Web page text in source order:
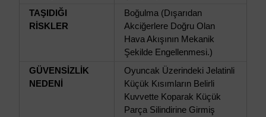
TAŞIDIĞI
RİSKLER
Boğulma (Dışarıdan
Akciğerlere Doğru Olan
Hava Akışının Mekanik
Şekilde Engellenmesi.)
GÜVENSİZLİK
NEDENİ
Oyuncak Üzerindeki Jelatinli
Küçük Kısımların Belirli
Kuvvette Koparak Küçük
Parça Silindirine Girmiş